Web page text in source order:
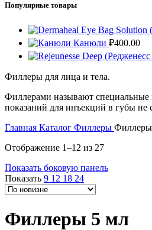
Популярные товары
Канюли ₽400.00
Филлеры для лица и тела.
Филлерами называют специальные
показаний для инъекций в губы не
Главная Каталог Филлеры
Отображение 1–12 из 27Сортировка:
недавние
Показать боковую панель
Показать 9 12 18 24
Филлеры 5 мл